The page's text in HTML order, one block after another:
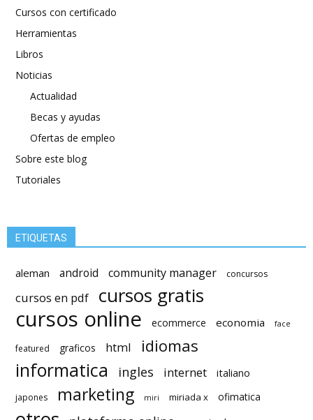
Cursos con certificado
Herramientas
Libros
Noticias
Actualidad
Becas y ayudas
Ofertas de empleo
Sobre este blog
Tutoriales
ETIQUETAS
aleman android community manager concursos
cursos en pdf cursos gratis
cursos online ecommerce economia face
featured graficos html idiomas
informatica ingles internet italiano
japones marketing miri miriada x ofimatica